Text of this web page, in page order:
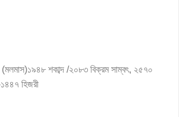
(মলমাস)১৯৪৮ শকাব্দ /২০৮৩ বিক্রম সাম্বৎ, ২৫৭০
হিজরী